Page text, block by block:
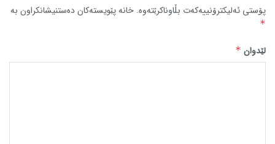
پۆستی ئەلیکترۆنییەکەت بڵاوناکرێتەوە. خانە پێویستەکان دەستنیشانکراون بە
*
لێدوان *